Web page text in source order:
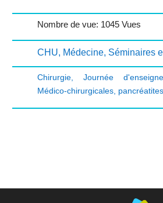
Nombre de vue: 1045 Vues
CHU, Médecine, Séminaires
Chirurgie, Journée
Médico-chirurgicales,